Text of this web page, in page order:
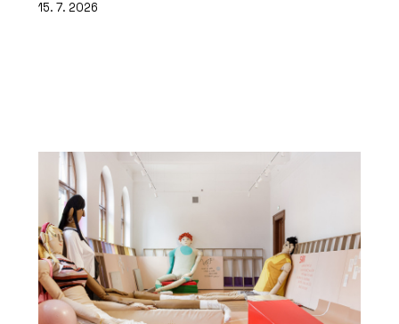
15. 7. 2026